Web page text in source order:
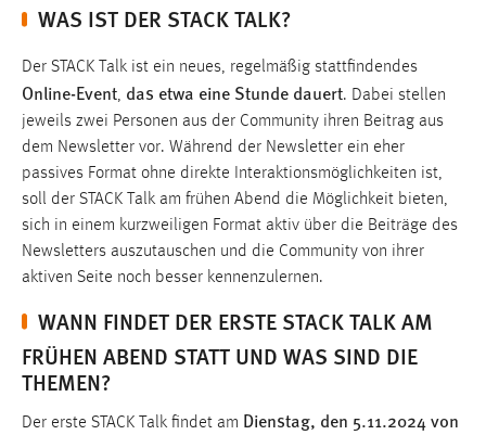
WAS IST DER STACK TALK?
Der STACK Talk ist ein neues, regelmäßig stattfindendes
Online-Event, das etwa eine Stunde dauert. Dabei stellen
jeweils zwei Personen aus der Community ihren Beitrag aus
dem Newsletter vor. Während der Newsletter ein eher
passives Format ohne direkte Interaktionsmöglichkeiten ist,
soll der STACK Talk am frühen Abend die Möglichkeit bieten,
sich in einem kurzweiligen Format aktiv über die Beiträge des
Newsletters auszutauschen und die Community von ihrer
aktiven Seite noch besser kennenzulernen.
WANN FINDET DER ERSTE STACK TALK AM
FRÜHEN ABEND STATT UND WAS SIND DIE
THEMEN?
Der erste STACK Talk findet am Dienstag, den 5.11.2024 von